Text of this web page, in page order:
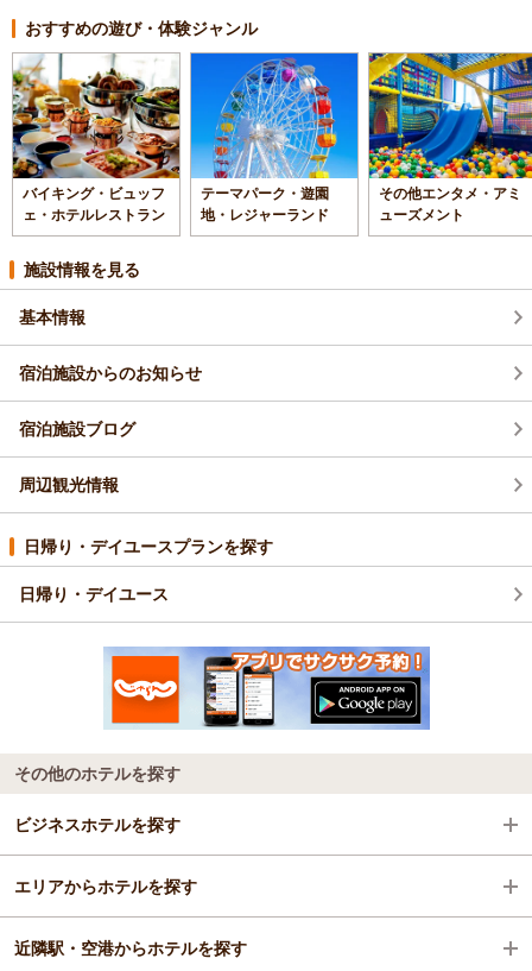
おすすめの遊び・体験ジャンル
バイキング・ビュッフ
ェ・ホテルレストラン
テーマパーク・遊園
地・レジャーランド
その他エンタメ・アミ
ューズメント
施設情報を見る
基本情報
宿泊施設からのお知らせ
宿泊施設ブログ
周辺観光情報
日帰り・デイユースプランを探す
日帰り・デイユース
その他のホテルを探す
ビジネスホテルを探す
東京都
渋谷・目黒・世田谷
エリアからホテルを探す
東京都
近隣駅・空港からホテルを探す